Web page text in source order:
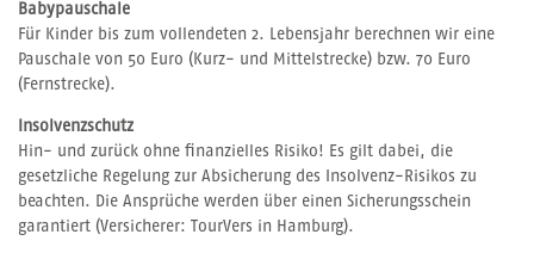
Babypauschale
Für Kinder bis zum vollendeten 2. Lebensjahr berechnen wir eine
Pauschale von 50 Euro (Kurz- und Mittelstrecke) bzw. 70 Euro
(Fernstrecke).
Insolvenzschutz
Hin- und zurück ohne finanzielles Risiko! Es gilt dabei, die
gesetzliche Regelung zur Absicherung des Insolvenz-Risikos zu
beachten. Die Ansprüche werden über einen Sicherungsschein
garantiert (Versicherer: TourVers in Hamburg).